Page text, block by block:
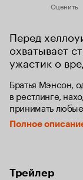
Оценить
Перед
охватывает
ужастик о
Братья Мэнсон,
в рестлинге,
принимать
В Хэллоуин им
Они и подумать
Полное
Трейлер